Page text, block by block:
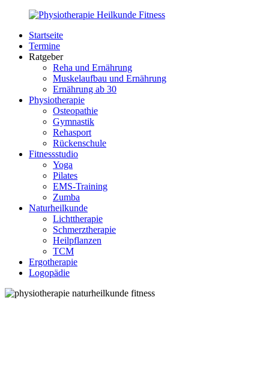
Zurück
Inhalt
PhysioMed-
Fit.de
Gesundheit
Startseite
Termine
Ratgeber
Reha und Ernährung
Muskelaufbau und Ernährung
Ernährung ab 30
Physiotherapie
Osteopathie
Gymnastik
Rehasport
Rückenschule
Fitnessstudio
Yoga
Pilates
EMS-Training
Zumba
Naturheilkunde
Lichttherapie
Schmerztherapie
Heilpflanzen
TCM
Ergotherapie
Logopädie